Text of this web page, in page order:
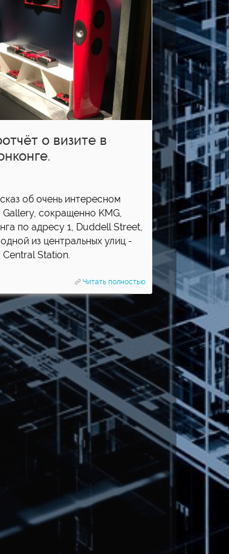
о визите в
об очень интересном
сокращенно KMG,
по адресу 1, Duddell Street,
из центральных улиц -
Station.
Читать полностью